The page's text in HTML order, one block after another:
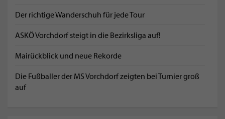
Der richtige Wanderschuh für jede Tour
ASKÖ Vorchdorf steigt in die Bezirksliga auf!
Mairückblick und neue Rekorde
Die Fußballer der MS Vorchdorf zeigten bei Turnier groß
auf